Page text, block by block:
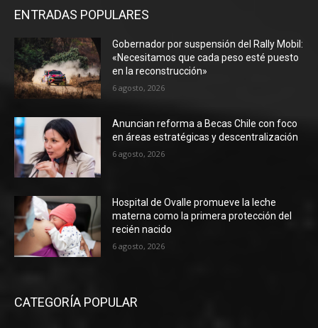
ENTRADAS POPULARES
Gobernador por suspensión del Rally Mobil:
«Necesitamos que cada peso esté puesto
en la reconstrucción»
6 agosto, 2026
Anuncian reforma a Becas Chile con foco
en áreas estratégicas y descentralización
6 agosto, 2026
Hospital de Ovalle promueve la leche
materna como la primera protección del
recién nacido
6 agosto, 2026
CATEGORÍA POPULAR